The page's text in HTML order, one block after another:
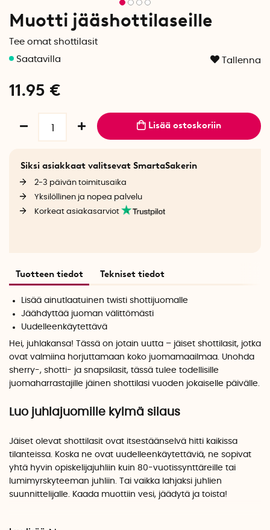
Muotti jääshottilaseille
Tee omat shottilasit
Tallenna
11.95 €
Lisää ostoskoriin
Siksi asiakkaat valitsevat SmartaSakerin
2-3 päivän toimitusaika
Yksilöllinen ja nopea palvelu
Korkeat asiakasarviot
Tuotteen tiedot Tekniset tiedot
Lisää ainutlaatuinen twisti shottijuomalle
Jäähdyttää juoman välittömästi
Uudelleenkäytettävä
Hei, juhlakansa! Tässä on jotain uutta – jäiset shottilasit, jotka
ovat valmiina horjuttamaan koko juomamaailmaa. Unohda
sherry-, shotti- ja snapsilasit, tässä tulee todellisille
juomaharrastajille jäinen shottilasi vuoden jokaiselle päivälle.
Luo juhlajuomille kylmä silaus
Jäiset olevat shottilasit ovat itsestäänselvä hitti kaikissa
tilanteissa. Koska ne ovat uudelleenkäytettäviä, ne sopivat
yhtä hyvin opiskelijajuhliin kuin 80-vuotissynttäreille tai
lumimyrskyteeman juhliin. Tai vaikka lahjaksi juhlien
suunnittelijalle. Kaada muottiin vesi, jäädytä ja toista!